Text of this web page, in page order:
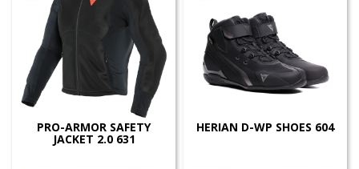
PRO-ARMOR SAFETY
JACKET 2.0 631
HERIAN D-WP SHOES 604